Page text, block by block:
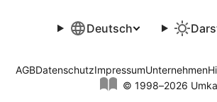
Deutsch
© 1998–2026 Umka
AGBDatenschutzImpressumUnternehmen